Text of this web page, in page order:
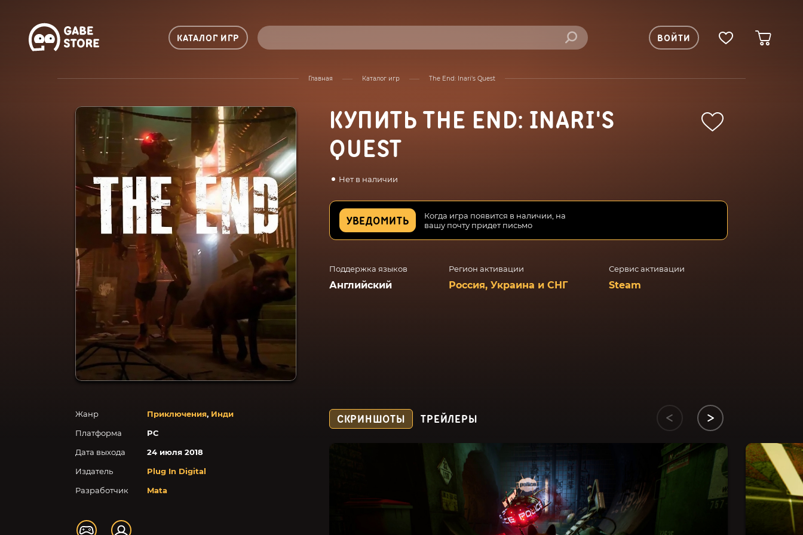
КАТАЛОГ ИГР ВОЙТИ
Главная Каталог игр The End: Inari's Quest
КУПИТЬ THE END: INARI'S
QUEST
Нет в наличии
УВЕДОМИТЬ
Когда игра появится в наличии, на
вашу почту придет письмо
Поддержка языков
Английский
Регион активации
Россия, Украина и СНГ
Сервис активации
Steam
Жанр Приключения, Инди
Платформа
PC
Дата выхода
24 июля 2018
Издатель
Plug In Digital
Разработчик
Mata
СКРИНШОТЫ ТРЕЙЛЕРЫ